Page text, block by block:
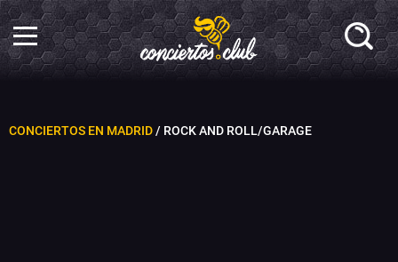
CONCIERTOS EN MADRID/ ROCK AND ROLL/GARAGE